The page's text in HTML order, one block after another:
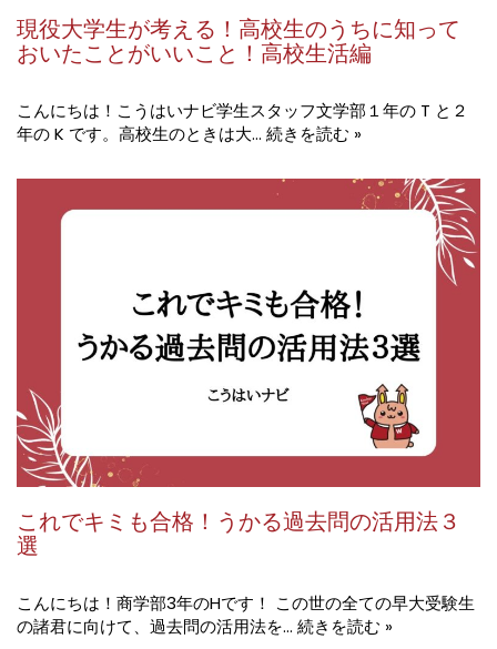
現役大学生が考える！高校生のうちに知って
おいたことがいいこと！高校生活編
こんにちは！こうはいナビ学生スタッフ文学部１年の T と２
年の K です。高校生のときは大… 続きを読む »
これでキミも合格！うかる過去問の活用法３
選
こんにちは！商学部3年のHです！ この世の全ての早大受験生
の諸君に向けて、過去問の活用法を… 続きを読む »